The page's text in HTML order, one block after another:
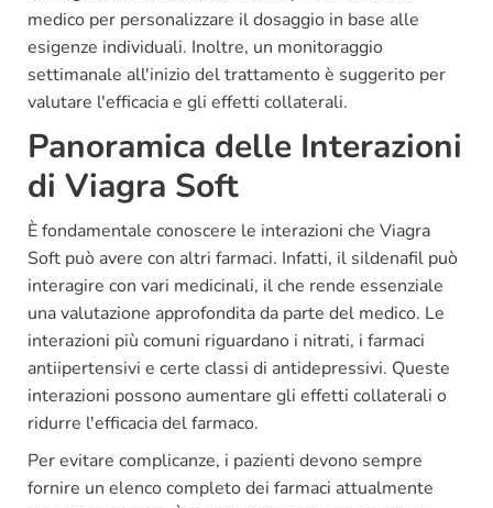
medico per personalizzare il dosaggio in base alle
esigenze individuali. Inoltre, un monitoraggio
settimanale all'inizio del trattamento è suggerito per
valutare l'efficacia e gli effetti collaterali.
Panoramica delle Interazioni
di Viagra Soft
È fondamentale conoscere le interazioni che Viagra
Soft può avere con altri farmaci. Infatti, il sildenafil può
interagire con vari medicinali, il che rende essenziale
una valutazione approfondita da parte del medico. Le
interazioni più comuni riguardano i nitrati, i farmaci
antiipertensivi e certe classi di antidepressivi. Queste
interazioni possono aumentare gli effetti collaterali o
ridurre l'efficacia del farmaco.
Per evitare complicanze, i pazienti devono sempre
fornire un elenco completo dei farmaci attualmente